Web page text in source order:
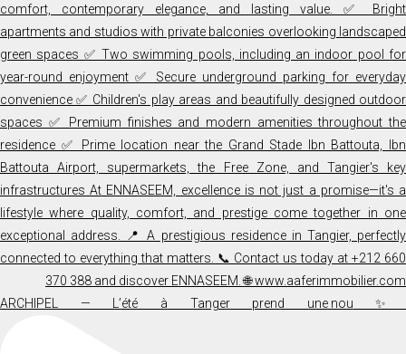
✨ ARCHIPEL — L’été à Tanger prend une nou